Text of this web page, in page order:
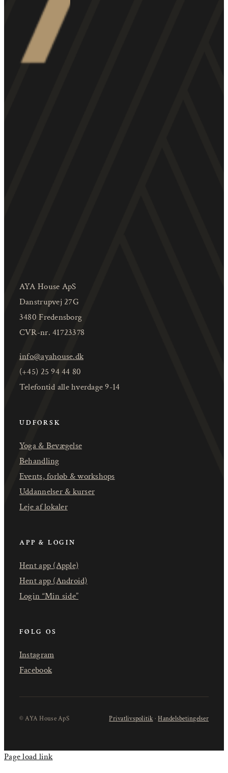
AYA House ApS
Danstrupvej 27G
3480 Fredensborg
CVR-nr. 41723378
info@ayahouse.dk
(+45) 25 94 44 80
Telefontid alle hverdage 9-14
UDFORSK
Yoga & Bevægelse
Behandling
Events, forløb & workshops
Uddannelser & kurser
Leje af lokaler
APP & LOGIN
Hent app (Apple)
Hent app (Android)
Login “Min side”
FØLG OS
Instagram
Facebook
© AYA House ApS Privatlivspolitik ·Handelsbetingelser
Page load link